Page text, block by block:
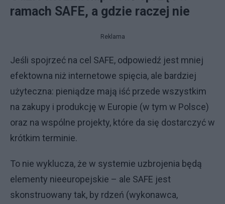
ramach SAFE, a gdzie raczej nie
Reklama
Jeśli spojrzeć na cel SAFE, odpowiedź jest mniej
efektowna niż internetowe spięcia, ale bardziej
użyteczna: pieniądze mają iść przede wszystkim
na zakupy i produkcję w Europie (w tym w Polsce)
oraz na wspólne projekty, które da się dostarczyć w
krótkim terminie.
To nie wyklucza, że w systemie uzbrojenia będą
elementy nieeuropejskie – ale SAFE jest
skonstruowany tak, by rdzeń (wykonawca,